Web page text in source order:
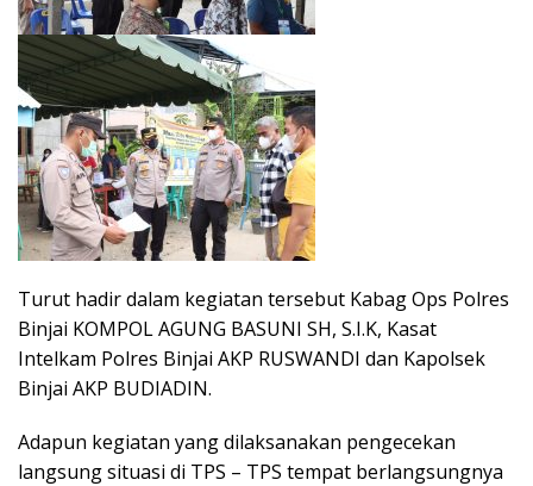
Turut hadir dalam kegiatan tersebut Kabag Ops Polres
Binjai KOMPOL AGUNG BASUNI SH, S.I.K, Kasat
Intelkam Polres Binjai AKP RUSWANDI dan Kapolsek
Binjai AKP BUDIADIN.
Adapun kegiatan yang dilaksanakan pengecekan
langsung situasi di TPS – TPS tempat berlangsungnya